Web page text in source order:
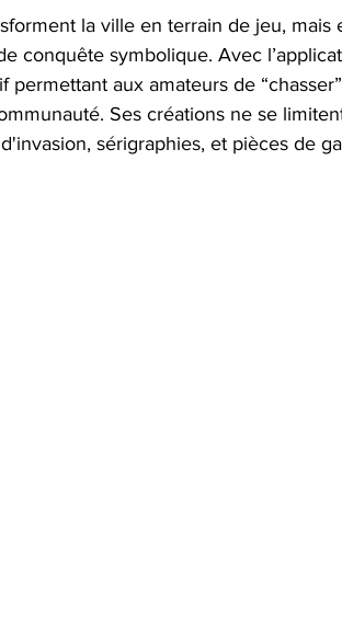
la ville en terrain de jeu, mais
conquête symbolique. Avec
permettant aux amateurs de
Ses créations ne se
sérigraphies, et pièces de